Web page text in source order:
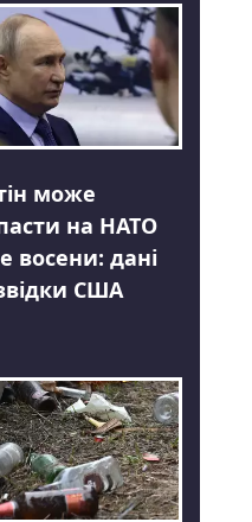
може
на НАТО
восени: дані
США